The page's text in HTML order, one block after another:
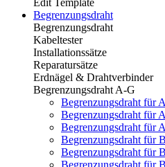
Edit Template
Begrenzungsdraht
Begrenzungsdraht
Kabeltester
Installationssätze
Reparatursätze
Erdnägel & Drahtverbinder
Begrenzungsdraht A-G
Begrenzungsdraht für
Begrenzungsdraht für
Begrenzungsdraht für
Begrenzungsdraht für
Begrenzungsdraht für